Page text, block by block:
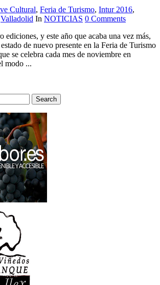
Cultural, Feria de Turismo, Intur 2016,
Valladolid In NOTICIAS 0 Comments
ediciones, y este año que acaba una vez más,
de nuevo presente en la Feria de Turismo
se celebra cada mes de noviembre en
modo ...
Search